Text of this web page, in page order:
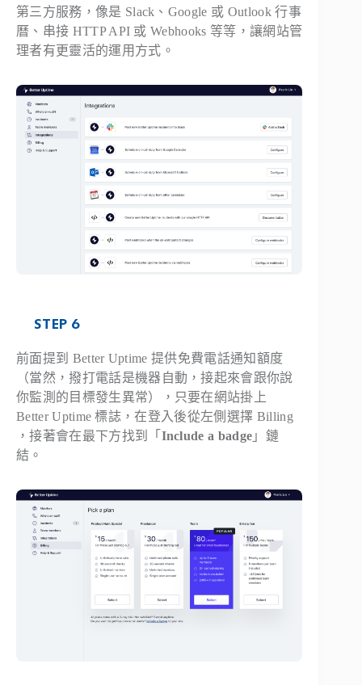
第三方服務，像是 Slack、Google 或 Outlook 行事
曆、串接 HTTP API 或 Webhooks 等等，讓網站管
理者有更靈活的運用方式。
STEP 6
前面提到 Better Uptime 提供免費電話通知額度
（當然，撥打電話是機器自動，接起來會跟你說
你監測的目標發生異常），只要在網站掛上
Better Uptime 標誌，在登入後從左側選擇 Billing
，接著會在最下方找到「 Include a badge 」鏈
結。